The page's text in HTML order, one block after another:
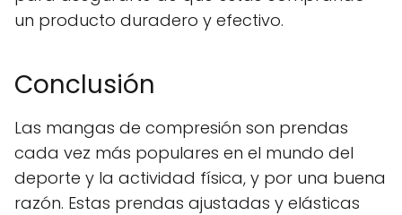
un producto duradero y efectivo.
Conclusión
Las mangas de compresión son prendas
cada vez más populares en el mundo del
deporte y la actividad física, y por una buena
razón. Estas prendas ajustadas y elásticas